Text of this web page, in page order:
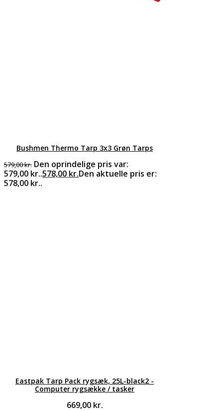
Bushmen Thermo Tarp 3x3 Grøn Tarps
579,00kr. Den oprindelige pris var:
579,00 kr..578,00 kr.Den aktuelle pris er:
578,00 kr..
Eastpak Tarp Pack rygsæk, 25L-black2 -
Computer rygsække / tasker
669,00 kr.